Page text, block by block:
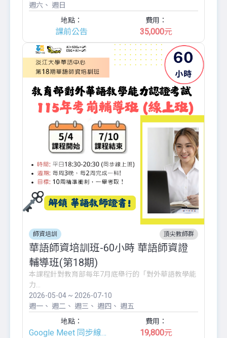
週六
週日
地點：
課前公告
費用：
35,000元
師資培訓 頂尖教師群
華語師資培訓班-60小時 華語師資證
輔導班(第18期)
本課程針對教育部每年7月底舉行的「對外華語教學能
力...
2026-05-04 ~ 2026-07-10
週一
週二 週三 週四
週五
地點：
費用：
19,800元